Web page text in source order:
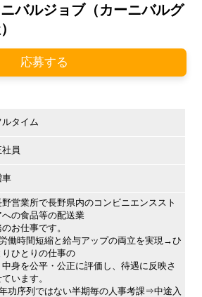
バルジョブ（カーニバルグ
応募する
ルタイム
社員
車
野営業所で長野県内のコンビニエンススト
への食品等の配送業
のお仕事です。
働時間短縮と給与アップの両立を実現→ひ
りひとりの仕事の
身を公平・公正に評価し、待遇に反映さ
います。
功序列ではない半期毎の人事考課⇒中途入